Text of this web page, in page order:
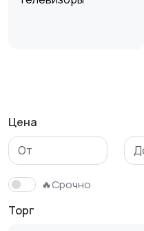
Аксессуары
Цена
🔥Срочно
Торг